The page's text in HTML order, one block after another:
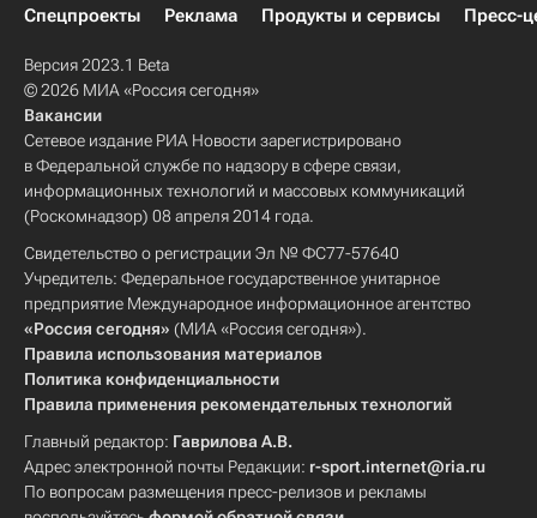
Спецпроекты
Реклама Продукты и сервисы Пресс-
Версия 2023.1 Beta
© 2026 МИА «Россия сегодня»
Вакансии
Сетевое издание РИА Новости зарегистрировано
в Федеральной службе по надзору в сфере связи,
информационных технологий и массовых коммуникаций
(Роскомнадзор) 08 апреля 2014 года.
Свидетельство о регистрации Эл № ФС77-57640
Учредитель: Федеральное государственное унитарное
предприятие Международное информационное агентство
«Россия сегодня» (МИА «Россия сегодня»).
Правила использования материалов
Политика конфиденциальности
Правила применения рекомендательных технологий
Главный редактор: Гаврилова А.В.
Адрес электронной почты Редакции: r-sport.internet@ria.ru
По вопросам размещения пресс-релизов и рекламы